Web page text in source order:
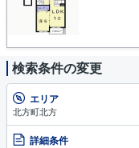
検索条件の変更
エリア
北方町北方
詳細条件